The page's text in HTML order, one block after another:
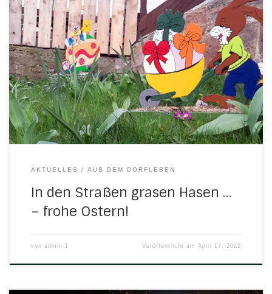
Wir wünschen ein frohes Osterfest! Der VorstandTSV 1869
Herleshausen Gehört schon fest zum Osterfest: der
Hasenpfad in Herleshausen. Die phantasievollen
Holzfiguren locken immer mehr Besucher in den Ort –
echte Hingucker im Dorfbild. Ein Dankeschön geht wieder
mal an das Team Müller-Hornig!
AKTUELLES AUS DEM DORFLEBEN
In den Straßen grasen Hasen …
– frohe Ostern!
von admin-1 Veröffentlicht amApril 17, 2022